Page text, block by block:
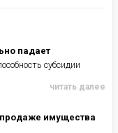
падает
субсидии
читать далее
имущества